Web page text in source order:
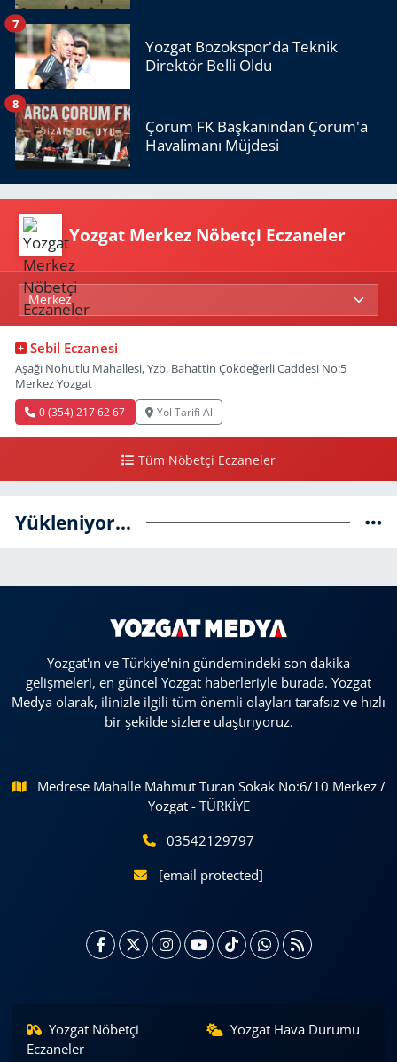
Yozgat Bozokspor'da Teknik
Direktör Belli Oldu
7
Çorum FK Başkanından Çorum'a
Havalimanı Müjdesi
8
Yozgat Merkez Nöbetçi Eczaneler
Sebil Eczanesi
Aşağı Nohutlu Mahallesi, Yzb. Bahattin Çokdeğerli Caddesi No:5
Merkez Yozgat
0 (354) 217 62 67 Yol Tarifi Al
Tüm Nöbetçi Eczaneler
Yükleniyor...
Yozgat'ın ve Türkiye'nin gündemindeki son dakika
gelişmeleri, en güncel Yozgat haberleriyle burada. Yozgat
Medya olarak, ilinizle ilgili tüm önemli olayları tarafsız ve hızlı
bir şekilde sizlere ulaştırıyoruz.
Medrese Mahalle Mahmut Turan Sokak No:6/10 Merkez /
Yozgat - TÜRKİYE
03542129797
[email protected]
Yozgat Nöbetçi
Eczaneler
Yozgat Hava Durumu